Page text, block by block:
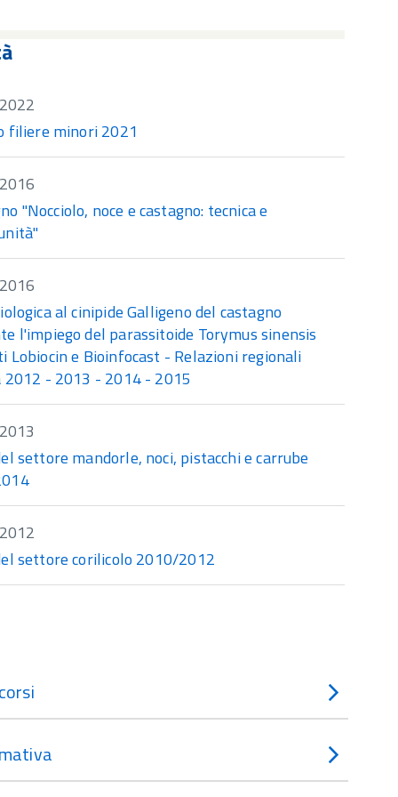
filiere minori 2021
"Nocciolo, noce e castagno: tecnica e
al cinipide Galligeno del castagno
l'impiego del parassitoide Torymus sinensis
Lobiocin e Bioinfocast - Relazioni regionali
- 2013 - 2014 - 2015
settore mandorle, noci, pistacchi e carrube
settore corilicolo 2010/2012